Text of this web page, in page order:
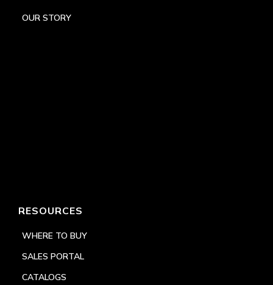
OUR STORY
RESOURCES
WHERE TO BUY
SALES PORTAL
CATALOGS